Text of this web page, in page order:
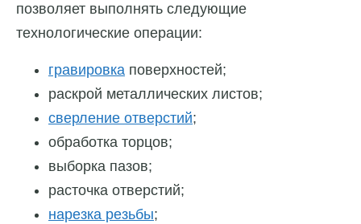
позволяет выполнять следующие
технологические операции:
гравировка поверхностей;
раскрой металлических листов;
сверление отверстий;
обработка торцов;
выборка пазов;
расточка отверстий;
нарезка резьбы;